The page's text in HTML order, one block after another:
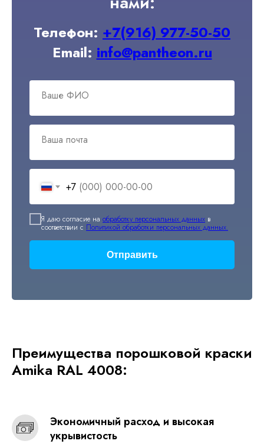
Телефон: +7(916) 977-50-50
Email: info@pantheon.ru
Ваше ФИО
Ваша почта
+7
Я даю согласие на обработку персональных данных в
соответствии с Политикой обработки персональных данных.
Отправить
Преимущества порошковой краски
Amika RAL 4008:
Экономичный расход и высокая
укрывистость